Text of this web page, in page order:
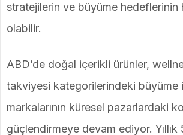
stratejilerin ve büyüme hedeflerinin
olabilir.
ABD’de doğal içerikli ürünler,
takviyesi kategorilerindeki büyüme
markalarının küresel pazarlardaki
güçlendirmeye devam ediyor. Yıllık